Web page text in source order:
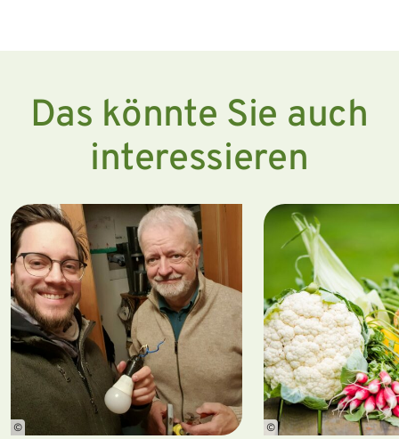
Das könnte Sie auch
interessieren
© ©